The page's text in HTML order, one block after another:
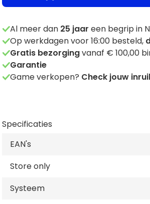
Al meer dan 25 jaar een begrip in
Op werkdagen voor 16:00 besteld,
Gratis bezorgingvanaf € 100,00
Garantie
Game verkopen? Check jouw
Specificaties
EAN's
Store only
Systeem